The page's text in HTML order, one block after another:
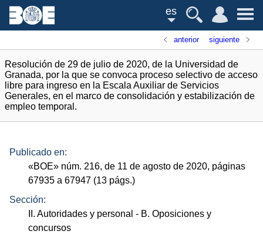
es
anterior siguiente
Resolución de 29 de julio de 2020, de la Universidad de
Granada, por la que se convoca proceso selectivo de acceso
libre para ingreso en la Escala Auxiliar de Servicios
Generales, en el marco de consolidación y estabilización de
empleo temporal.
Publicado en:
«BOE» núm. 216, de 11 de agosto de 2020, páginas
67935 a 67947 (13 págs.)
Sección:
II. Autoridades y personal - B. Oposiciones y
concursos